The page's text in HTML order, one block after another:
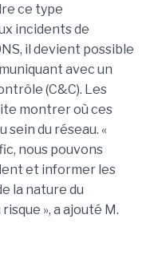
ce type
incidents de
il devient possible
avec un
(C&C). Les
montrer où ces
sein du réseau. «
nous pouvons
et informer les
la nature du
», a ajouté M.